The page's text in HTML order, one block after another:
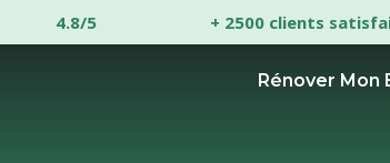
4.8/5 + 2500 clients
Rénover Mon